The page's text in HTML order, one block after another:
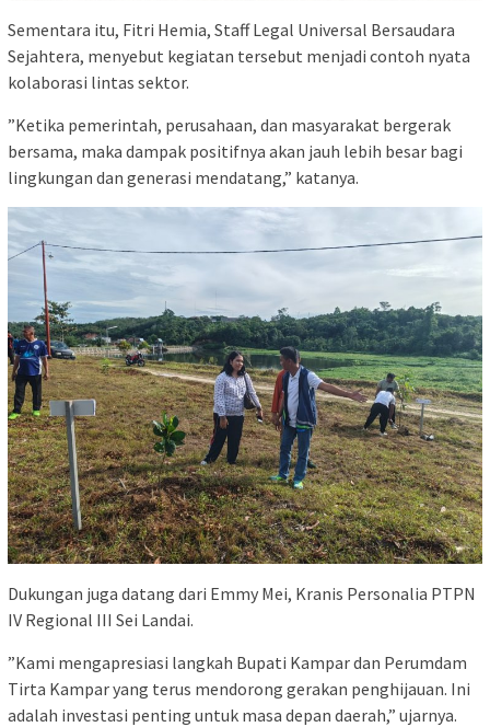
‎Sementara itu, Fitri Hemia, Staff Legal Universal Bersaudara
Sejahtera, menyebut kegiatan tersebut menjadi contoh nyata
kolaborasi lintas sektor.
‎”Ketika pemerintah, perusahaan, dan masyarakat bergerak
bersama, maka dampak positifnya akan jauh lebih besar bagi
lingkungan dan generasi mendatang,” katanya.
‎Dukungan juga datang dari Emmy Mei, Kranis Personalia PTPN
IV Regional III Sei Landai.
‎”Kami mengapresiasi langkah Bupati Kampar dan Perumdam
Tirta Kampar yang terus mendorong gerakan penghijauan. Ini
adalah investasi penting untuk masa depan daerah,” ujarnya.